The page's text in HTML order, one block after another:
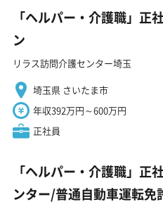
「ヘルパー・介護職」正
ン
リラス訪問介護センター埼玉
埼玉県 さいたま市
年収392万円～600万円
正社員
「ヘルパー・介護職」正
ンター/普通自動車運転免